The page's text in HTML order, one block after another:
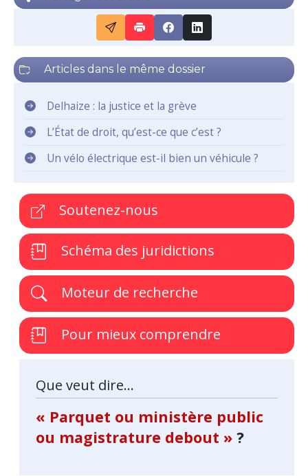
Articles dans le même dossier
Delhaize : la justice et la grève
L’État de droit, qu’est-ce que c’est ?
Un vélo électrique est-il bien un véhicule ?
Soutenez-nous
Schéma des juridictions
Moteur de recherche
Pour mieux comprendre
Que veut dire...
« Parquet ou ministère public
ou magistrature debout » ?